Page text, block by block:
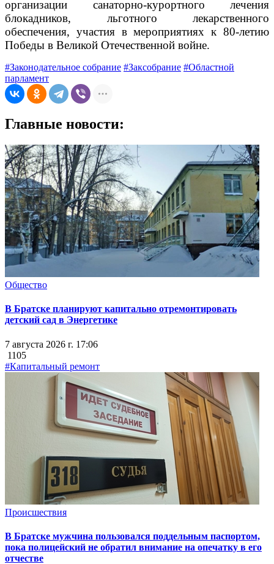
организации санаторно-курортного лечения
блокадников, льготного лекарственного
обеспечения, участия в мероприятиях к 80-летию
Победы в Великой Отечественной войне.
#Законодательное собрание #Заксобрание #Областной
парламент
Главные новости:
Общество
В Братске планируют капитально отремонтировать
детский сад в Энергетике
7 августа 2026 г. 17:06
1105
#Капитальный ремонт
Происшествия
В Братске мужчина пользовался поддельным паспортом,
пока полицейский не обратил внимание на опечатку в его
отчестве